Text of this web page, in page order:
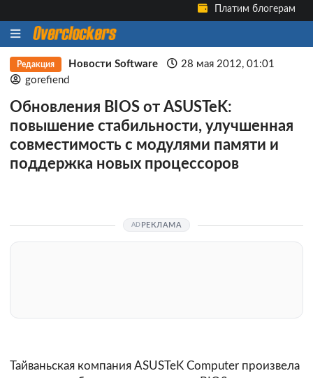
Платим блогерам
Редакция Новости Software
28 мая 2012, 01:01
gorefiend
Обновления BIOS от ASUSTeK:
повышение стабильности, улучшенная
совместимость с модулями памяти и
поддержка новых процессоров
РЕКЛАМА
Тайваньская компания ASUSTeK Computer произвела